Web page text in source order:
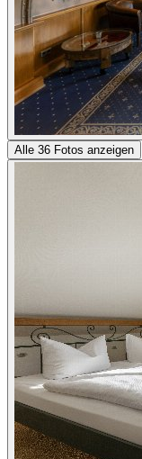
Alle 36 Fotos anzeigen